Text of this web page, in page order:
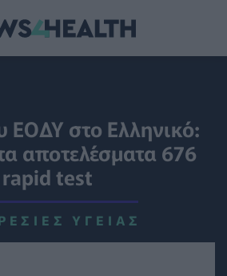
ΕΟΔΥ στο Ελληνικό:
αποτελέσματα 676
rapid test
ΥΓΕΊΑΣ